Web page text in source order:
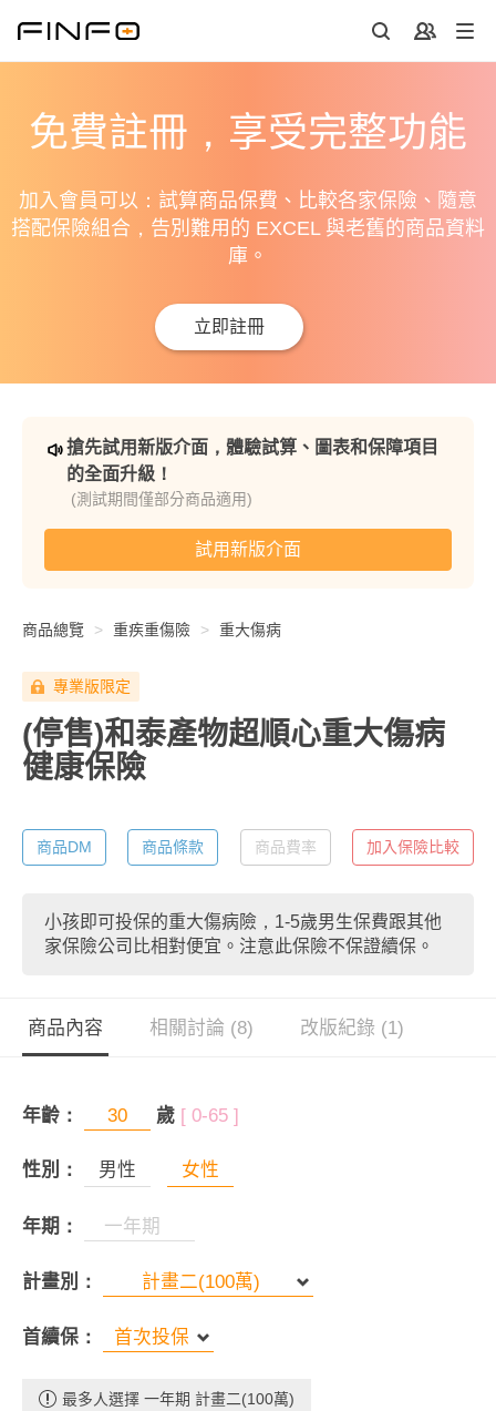
免費註冊，享受完整功能
加入會員可以：試算商品保費、比較各家保險、隨意
搭配保險組合，告別難用的 EXCEL 與老舊的商品資料
庫。
立即註冊
搶先試用新版介面，體驗試算、圖表和保障項目
的全面升級！
(測試期間僅部分商品適用)
試用新版介面
商品總覽 重疾重傷險 重大傷病
專業版限定
(停售)和泰產物超順心重大傷病
健康保險
商品DM 商品條款 商品費率 加入保險比較
小孩即可投保的重大傷病險，1-5歲男生保費跟其他
家保險公司比相對便宜。注意此保險不保證續保。
商品內容 相關討論 (8) 改版紀錄 (1)
年齡： 歲 [ 0-65 ]
性別： 男性 女性
年期：
計畫別：
首續保：
最多人選擇 一年期 計畫二(100萬)